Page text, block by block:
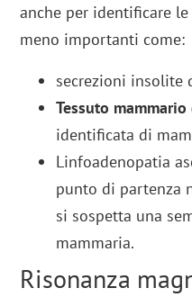
anche per identificare
meno importanti come:
secrezioni insolite
Tessuto mammario
identificata di
Linfoadenopatia
punto di partenza
si sospetta una
mammaria.
Risonanza